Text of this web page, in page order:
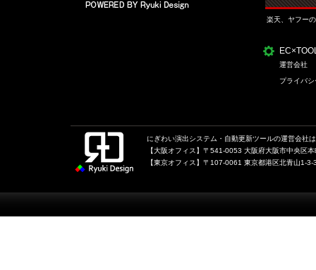
楽天、ヤフー
運営会社
プライバ
にぎわい演出システム・自動更新ツールの運営会
【大阪オフィス】〒541-0053 大阪府大阪市中央区
【東京オフィス】〒107-0061 東京都港区北青山1-